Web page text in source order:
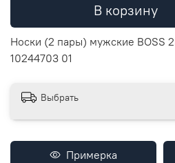
В корзину
Носки (2 пары) мужские BOSS
10244703 01
Выбрать
Примерка